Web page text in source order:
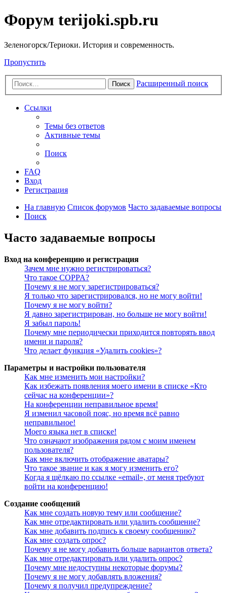
Форум terijoki.spb.ru
Зеленогорск/Териоки. История и современность.
Пропустить
Поиск Расширенный поиск
Ссылки
Темы без ответов
Активные темы
Поиск
FAQ
Вход
Регистрация
На главную Список форумов Часто задаваемые вопросы
Поиск
Часто задаваемые вопросы
Вход на конференцию и регистрация
Зачем мне нужно регистрироваться?
Что такое COPPA?
Почему я не могу зарегистрироваться?
Я только что зарегистрировался, но не могу войти!
Почему я не могу войти?
Я давно зарегистрирован, но больше не могу войти!
Я забыл пароль!
Почему мне периодически приходится повторять ввод
имени и пароля?
Что делает функция «Удалить cookies»?
Параметры и настройки пользователя
Как мне изменить мои настройки?
Как избежать появления моего имени в списке «Кто
сейчас на конференции»?
На конференции неправильное время!
Я изменил часовой пояс, но время всё равно
неправильное!
Моего языка нет в списке!
Что означают изображения рядом с моим именем
пользователя?
Как мне включить отображение аватары?
Что такое звание и как я могу изменить его?
Когда я щёлкаю по ссылке «email», от меня требуют
войти на конференцию!
Создание сообщений
Как мне создать новую тему или сообщение?
Как мне отредактировать или удалить сообщение?
Как мне добавить подпись к своему сообщению?
Как мне создать опрос?
Почему я не могу добавить больше вариантов ответа?
Как мне отредактировать или удалить опрос?
Почему мне недоступны некоторые форумы?
Почему я не могу добавлять вложения?
Почему я получил предупреждение?